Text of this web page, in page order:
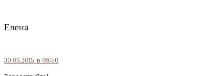
Елена
30.03.2015 в 08:50